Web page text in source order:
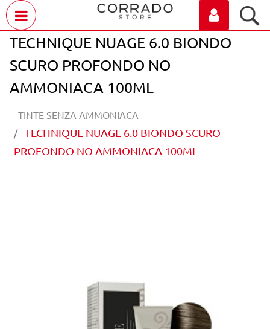
TECHNIQUE NUAGE 6.0 BIONDO
SCURO PROFONDO NO
AMMONIACA 100ML
TINTE SENZA AMMONIACA
TECHNIQUE NUAGE 6.0 BIONDO SCURO
PROFONDO NO AMMONIACA 100ML